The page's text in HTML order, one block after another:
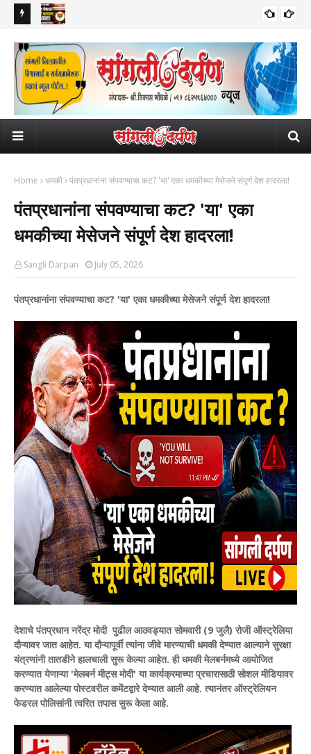
राजकीय
Home धमकी पंतप्रधानांना संपवण्याचा कट? 'या' एका धमकीच्या मेसेजने संपूर्ण देश हादरला!
पंतप्रधानांना संपवण्याचा कट? 'या' एका
धमकीच्या मेसेजने संपूर्ण देश हादरला!
Sangli Darpan July 05, 2026
पंतप्रधानांना संपवण्याचा कट? 'या' एका धमकीच्या मेसेजने संपूर्ण देश हादरला!
देशाचे पंतप्रधान नरेंद्र मोदी पुढील आठवड्यात सोमवारी (9 जुलै) रोजी ऑस्ट्रेलिया
दौऱ्यावर जात आहेत. या दौऱ्यापूर्वी त्यांना जीवे मारण्याची धमकी देण्यात आल्याने सुरक्षा
यंत्रणांनी तातडीने हालचाली सुरू केल्या आहेत. ही धमकी मेलबर्नमध्ये आयोजित
करण्यात येणाऱ्या 'मेलबर्न मीट्स मोदी' या कार्यक्रमाच्या प्रचारासाठी सोशल मीडियावर
करण्यात आलेल्या पोस्टवरील कमेंटद्वारे देण्यात आली आहे. त्यानंतर ऑस्ट्रेलियन
फेडरल पोलिसांनी त्वरित तपास सुरू केला आहे.